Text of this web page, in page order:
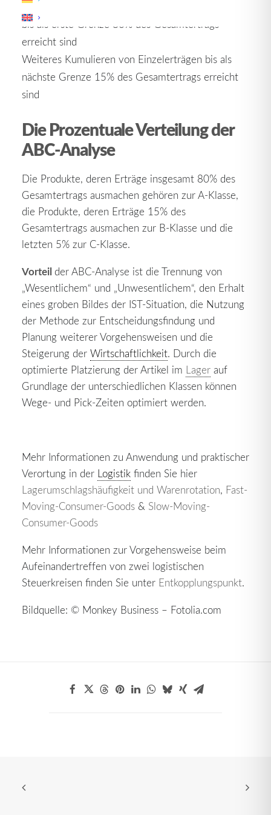
Kumulieren der Einzelerträge von oben nach unten
bis als erste Grenze 80% des Gesamtertrags
erreicht sind
Weiteres Kumulieren von Einzelerträgen bis als
nächste Grenze 15% des Gesamtertrags erreicht
sind
Die Prozentuale Verteilung der
ABC-Analyse
Die Produkte, deren Erträge insgesamt 80% des
Gesamtertrags ausmachen gehören zur A-Klasse,
die Produkte, deren Erträge 15% des
Gesamtertrags ausmachen zur B-Klasse und die
letzten 5% zur C-Klasse.
Vorteil der ABC-Analyse ist die Trennung von
„Wesentlichem“ und „Unwesentlichem“, den Erhalt
eines groben Bildes der IST-Situation, die Nutzung
der Methode zur Entscheidungsfindung und
Planung weiterer Vorgehensweisen und die
Steigerung der Wirtschaftlichkeit. Durch die
optimierte Platzierung der Artikel im Lager auf
Grundlage der unterschiedlichen Klassen können
Wege- und Pick-Zeiten optimiert werden.
Mehr Informationen zu Anwendung und praktischer
Verortung in der Logistik finden Sie hier
Lagerumschlagshäufigkeit und Warenrotation, Fast-
Moving-Consumer-Goods & Slow-Moving-
Consumer-Goods
Mehr Informationen zur Vorgehensweise beim
Aufeinandertreffen von zwei logistischen
Steuerkreisen finden Sie unter Entkopplungspunkt.
Bildquelle: © Monkey Business – Fotolia.com